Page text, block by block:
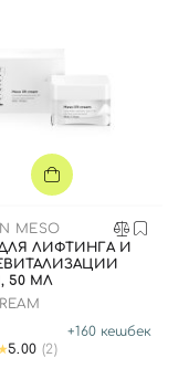
MESO
ЛИФТИНГА И
50 МЛ
+160 кешбек
5.00 (2)
вы
соглашения